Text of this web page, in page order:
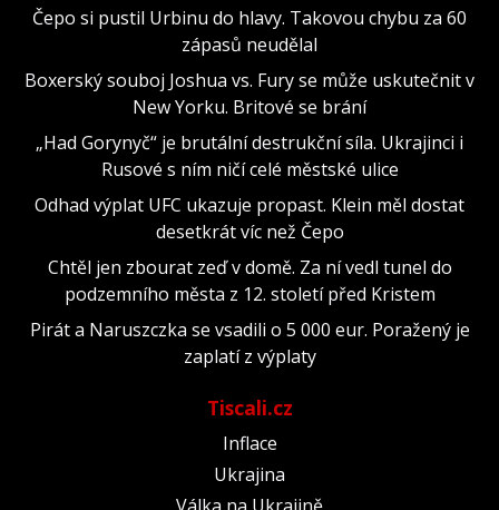
Čepo si pustil Urbinu do hlavy. Takovou chybu za 60
zápasů neudělal
Boxerský souboj Joshua vs. Fury se může uskutečnit v
New Yorku. Britové se brání
„Had Gorynyč“ je brutální destrukční síla. Ukrajinci i
Rusové s ním ničí celé městské ulice
Odhad výplat UFC ukazuje propast. Klein měl dostat
desetkrát víc než Čepo
Chtěl jen zbourat zeď v domě. Za ní vedl tunel do
podzemního města z 12. století před Kristem
Pirát a Naruszczka se vsadili o 5 000 eur. Poražený je
zaplatí z výplaty
Tiscali.cz
Inflace
Ukrajina